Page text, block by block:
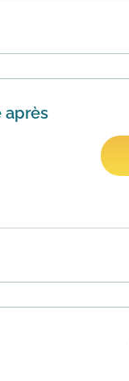
à vos appareils
après
votre achat, le